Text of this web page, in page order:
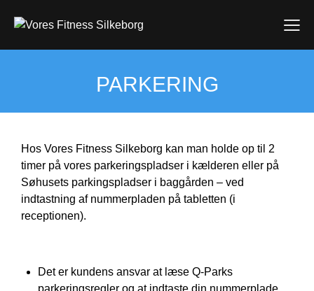
PARKERING
Hos Vores Fitness Silkeborg kan man holde op til 2
timer på vores parkeringspladser i kælderen eller på
Søhusets parkingspladser i baggården – ved
indtastning af nummerpladen på tabletten (i
receptionen).
Det er kundens ansvar at læse Q-Parks
parkeringsregler og at indtaste din nummerplade